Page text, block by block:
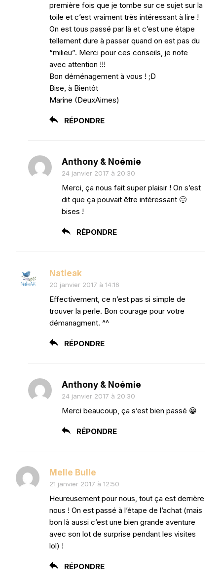
première fois que je tombe sur ce sujet sur la
toile et c’est vraiment très intéressant à lire !
On est tous passé par là et c’est une étape
tellement dure à passer quand on est pas du
“milieu”. Merci pour ces conseils, je note
avec attention !!!
Bon déménagement à vous ! ;D
Bise, à Bientôt
Marine (DeuxAimes)
RÉPONDRE
Anthony & Noémie
24 janvier 2017 à 20:30
Merci, ça nous fait super plaisir ! On s’est
dit que ça pouvait être intéressant 🙂
bises !
RÉPONDRE
Natieak
20 janvier 2017 à 14:16
Effectivement, ce n’est pas si simple de
trouver la perle. Bon courage pour votre
démanagment. ^^
RÉPONDRE
Anthony & Noémie
24 janvier 2017 à 20:30
Merci beaucoup, ça s’est bien passé 😀
RÉPONDRE
Melle Bulle
21 janvier 2017 à 12:50
Heureusement pour nous, tout ça est derrière
nous ! On est passé à l’étape de l’achat (mais
bon là aussi c’est une bien grande aventure
avec son lot de surprise pendant les visites
lol) !
RÉPONDRE